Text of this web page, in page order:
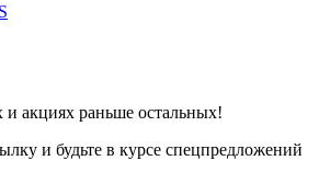
и акциях раньше остальных!
и будьте в курсе спецпредложений